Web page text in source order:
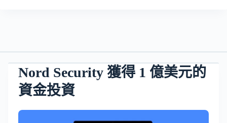
Nord Security 獲得 1 億美元的
資金投資